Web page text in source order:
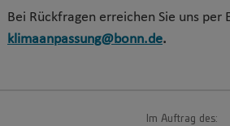
Bei Rückfragen erreichen Sie uns per
klimaanpassung@bonn.de.
Im Auftrag des: